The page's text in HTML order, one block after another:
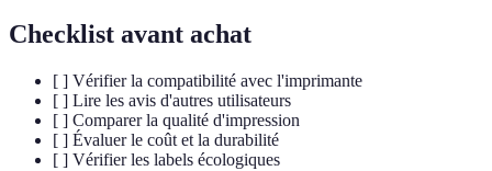
Checklist avant achat
[ ] Vérifier la compatibilité avec l'imprimante
[ ] Lire les avis d'autres utilisateurs
[ ] Comparer la qualité d'impression
[ ] Évaluer le coût et la durabilité
[ ] Vérifier les labels écologiques